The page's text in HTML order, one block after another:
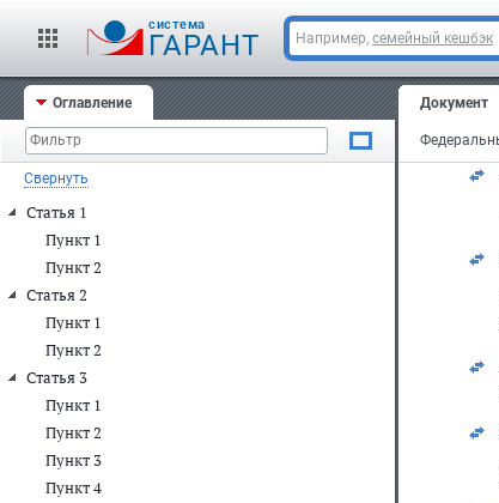
cистема
ГАРАНТ Например, семейный кешбэк
Оглавление
Свернуть
Статья 1
Пункт 1
Пункт 2
Статья 2
Пункт 1
Пункт 2
Статья 3
Пункт 1
Пункт 2
Пункт 3
Пункт 4
Документ